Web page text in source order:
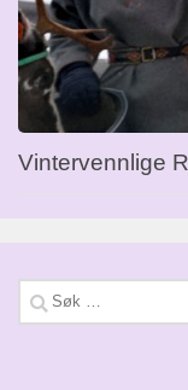
Vintervennlige
Søk
etter: